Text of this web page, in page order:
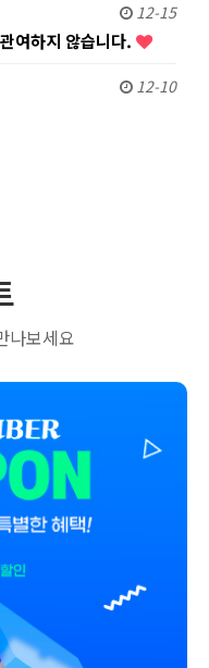
12-15
여하지 않습니다.
12-10
나보세요